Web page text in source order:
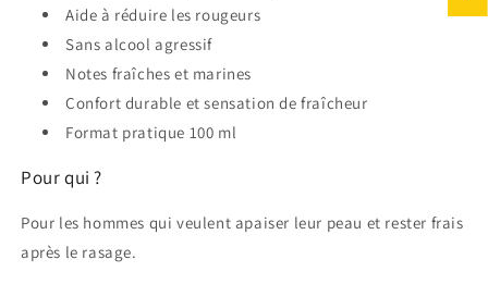
Aide à réduire les rougeurs
Sans alcool agressif
Notes fraîches et marines
Confort durable et sensation de fraîcheur
Format pratique 100 ml
Pour qui ?
Pour les hommes qui veulent apaiser leur peau et rester frais
après le rasage.